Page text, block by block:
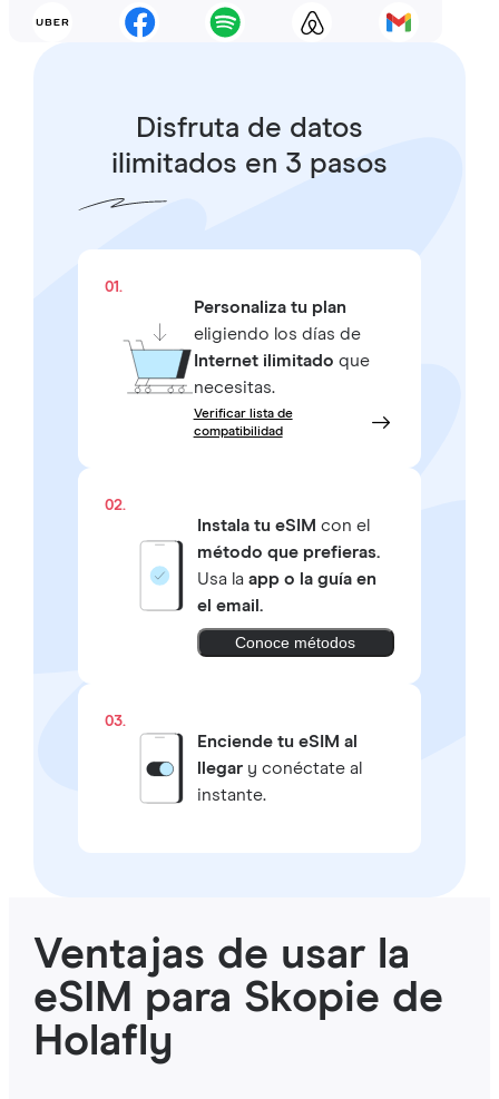
Disfruta de datos
ilimitados en 3 pasos
01.
Personaliza tu plan
eligiendo los días de
Internet ilimitado que
necesitas.
Verificar lista de
compatibilidad
02.
Instala tu eSIM con el
método que prefieras.
Usa la app o la guía en
el email.
Conoce métodos
03.
Enciende tu eSIM al
llegary conéctate al
instante.
Ventajas de usar la
eSIM para Skopie de
Holafly